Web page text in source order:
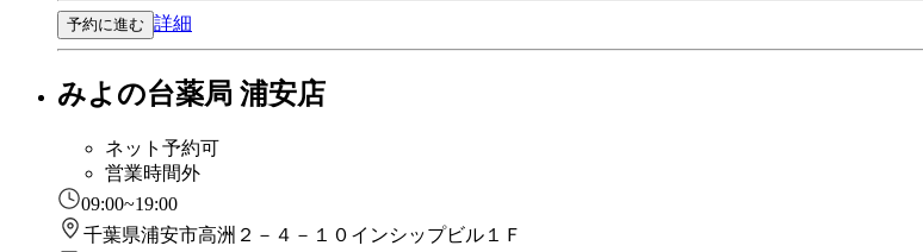
予約に進む 詳細
みよの台薬局 浦安店
ネット予約可
営業時間外
09:00~19:00
千葉県浦安市高洲２－４－１０インシップビル１Ｆ